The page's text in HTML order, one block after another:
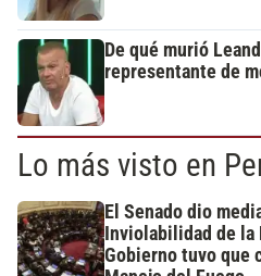
De qué murió
representante de
Lo más visto en
El Senado dio
Inviolabilidad de la
Gobierno tuvo que